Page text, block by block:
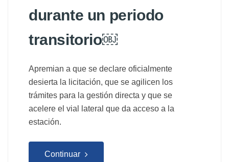
durante un periodo
transitorio￼
Apremian a que se declare oficialmente
desierta la licitación, que se agilicen los
trámites para la gestión directa y que se
acelere el vial lateral que da acceso a la
estación.
Continuar